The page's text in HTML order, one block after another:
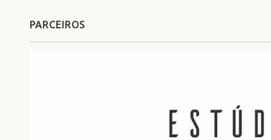
PARCEIROS